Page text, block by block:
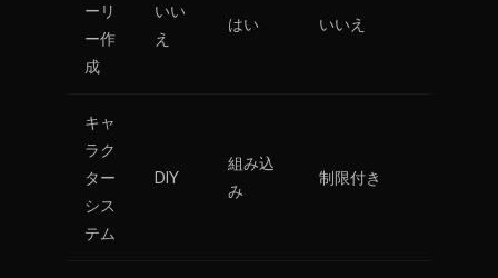
ーリ
ー作
成
いい
え
はい いいえ
キャ
ラク
ター
シス
テム
DIY
組み込
み
制限付き